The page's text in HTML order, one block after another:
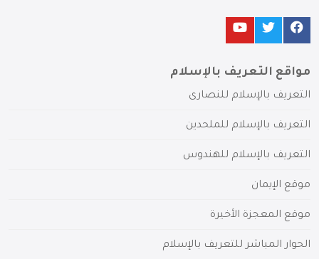
مواقع التعريف بالإسلام
التعريف بالإسلام للنصارى
التعريف بالإسلام للملحدين
التعريف بالإسلام للهندوس
موقع الإيمان
موقع المعجزة الأخيرة
الحوار المباشر للتعريف بالإسلام